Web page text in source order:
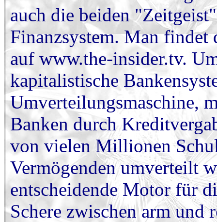
auch die beiden
Finanzsystem. Man findet
auf www.the-insider.tv.
kapitalistische
Umverteilungsmaschine,
Banken durch
von vielen Millionen
Vermögenden umverteilt
entscheidende Motor für
Schere zwischen arm